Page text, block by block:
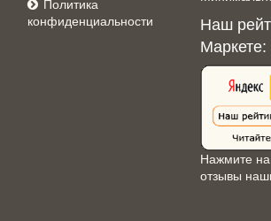
Политика
конфиденциальности
Наш
Маркете:
Нажмите на
отзывы